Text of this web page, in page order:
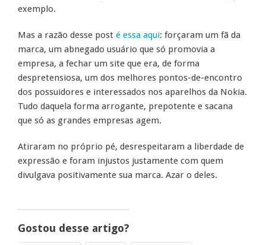
exemplo.
Mas a razão desse post é essa aqui: forçaram um fã da
marca, um abnegado usuário que só promovia a
empresa, a fechar um site que era, de forma
despretensiosa, um dos melhores pontos-de-encontro
dos possuidores e interessados nos aparelhos da Nokia.
Tudo daquela forma arrogante, prepotente e sacana
que só as grandes empresas agem.
Atiraram no próprio pé, desrespeitaram a liberdade de
expressão e foram injustos justamente com quem
divulgava positivamente sua marca. Azar o deles.
Gostou desse artigo?